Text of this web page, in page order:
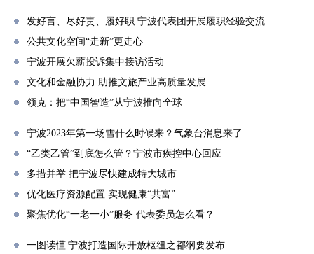
发好言、尽好责、履好职 宁波代表团开展履职经验交流
公共文化空间“走新”更走心
宁波开展欠薪投诉集中接访活动
文化和金融协力 助推文旅产业高质量发展
领克：把“中国智造”从宁波推向全球
宁波2023年第一场雪什么时候来？气象台消息来了
“乙类乙管”到底怎么管？宁波市疾控中心回应
多措并举 把宁波尽快建成特大城市
优化医疗资源配置 实现健康“共富”
聚焦优化“一老一小”服务 代表委员怎么看？
一图读懂|宁波打造国际开放枢纽之都纲要发布